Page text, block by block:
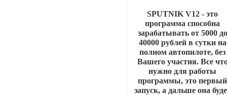
SPUTNIK V12 - это
программа способна
зарабатывать от 5000 до
40000 рублей в сутки на
полном автопилоте, без
Вашего участия. Все
нужно для работы
программы, это первый
запуск, а дальше она